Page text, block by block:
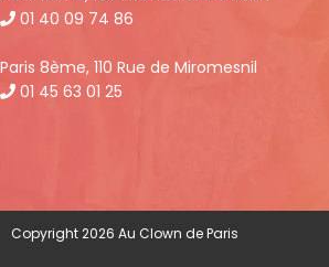
01 40 09 74 86
Paris 8ème, 110 Rue de Miromesnil
01 45 63 01 25
Copyright 2026 Au Clown de Paris